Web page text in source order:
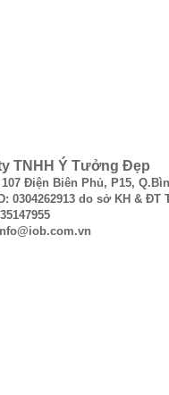
TNHH Ý Tưởng Đẹp
Điện Biên Phủ, P15,
0304262913 do sở KH & ĐT